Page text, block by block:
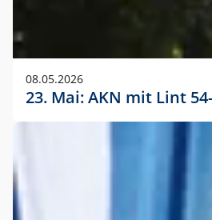
08.05.2026
23. Mai: AKN mit Lint